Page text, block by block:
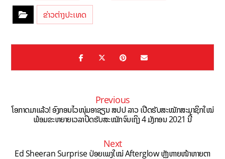
ຂ່າວຕ່າງປະເທດ
Previous
ໂອກາດມາແລ້ວ! ອົງກອນໄວໜຸ່ມອາຊຽນ ສປປ ລາວ ເປີດຮັບສະໝັກສະມາຊິກໃໝ່
ພ້ອມຂະຫຍາຍເວລາປິດຮັບສະໝັກຈົນເຖິງ 4 ມັງກອນ 2021 ນີ້
Next
Ed Sheeran Surprise ປ່ອຍເພງໃໝ່ Afterglow ຫຼັງຫາຍໜ້າຫາຍຕາ